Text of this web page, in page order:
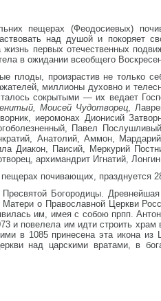
пещерах (Феодосиевых)
над душой и
первых отечественных
в ожидании всеобщего
плоды, произрастив не только
миллионы духовно и
сокрытыми — их ведает
Моисей Чудотворец,
иеромонах Дионисий
Павел
Анатолий, Аммон,
Диакон, Паисий, Меркурий
архимандрит Игнатий,
почивающих, празднуется
Пресвятой Богородицы.
Матери о Православной Церкви
им, имея с собою прпп.
и повелела им идти строить
в 1085 принесена эта икона
над царскими вратами, в